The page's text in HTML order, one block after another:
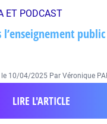
ET PODCAST
l’enseignement
le 10/04/2025 Par Véronique
LIRE L'ARTICLE